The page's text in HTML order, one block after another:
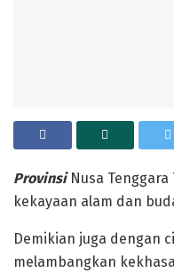
ProvinsiNusa Tenggara
kekayaan alam dan
Demikian juga dengan
melambangkan